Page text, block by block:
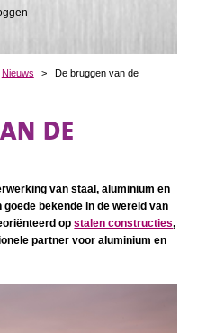
Nieuws >
De bruggen van de
DE
van staal, aluminium en
bekende in de wereld van
opstalen constructies,
partner voor aluminium en